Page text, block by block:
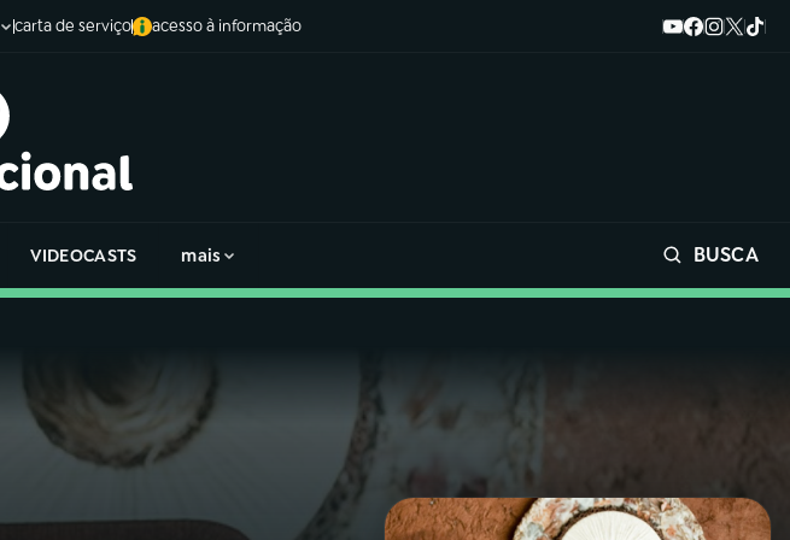
carta de serviço acesso à informação
VIDEOCASTS mais BUSCA